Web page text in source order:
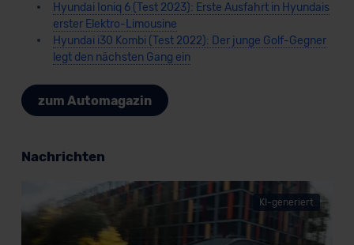
Hyundai Ioniq 6 (Test 2023): Erste Ausfahrt in Hyundais
erster Elektro-Limousine
Hyundai i30 Kombi (Test 2022): Der junge Golf-Gegner
legt den nächsten Gang ein
zum Automagazin
Nachrichten
KI-generiert